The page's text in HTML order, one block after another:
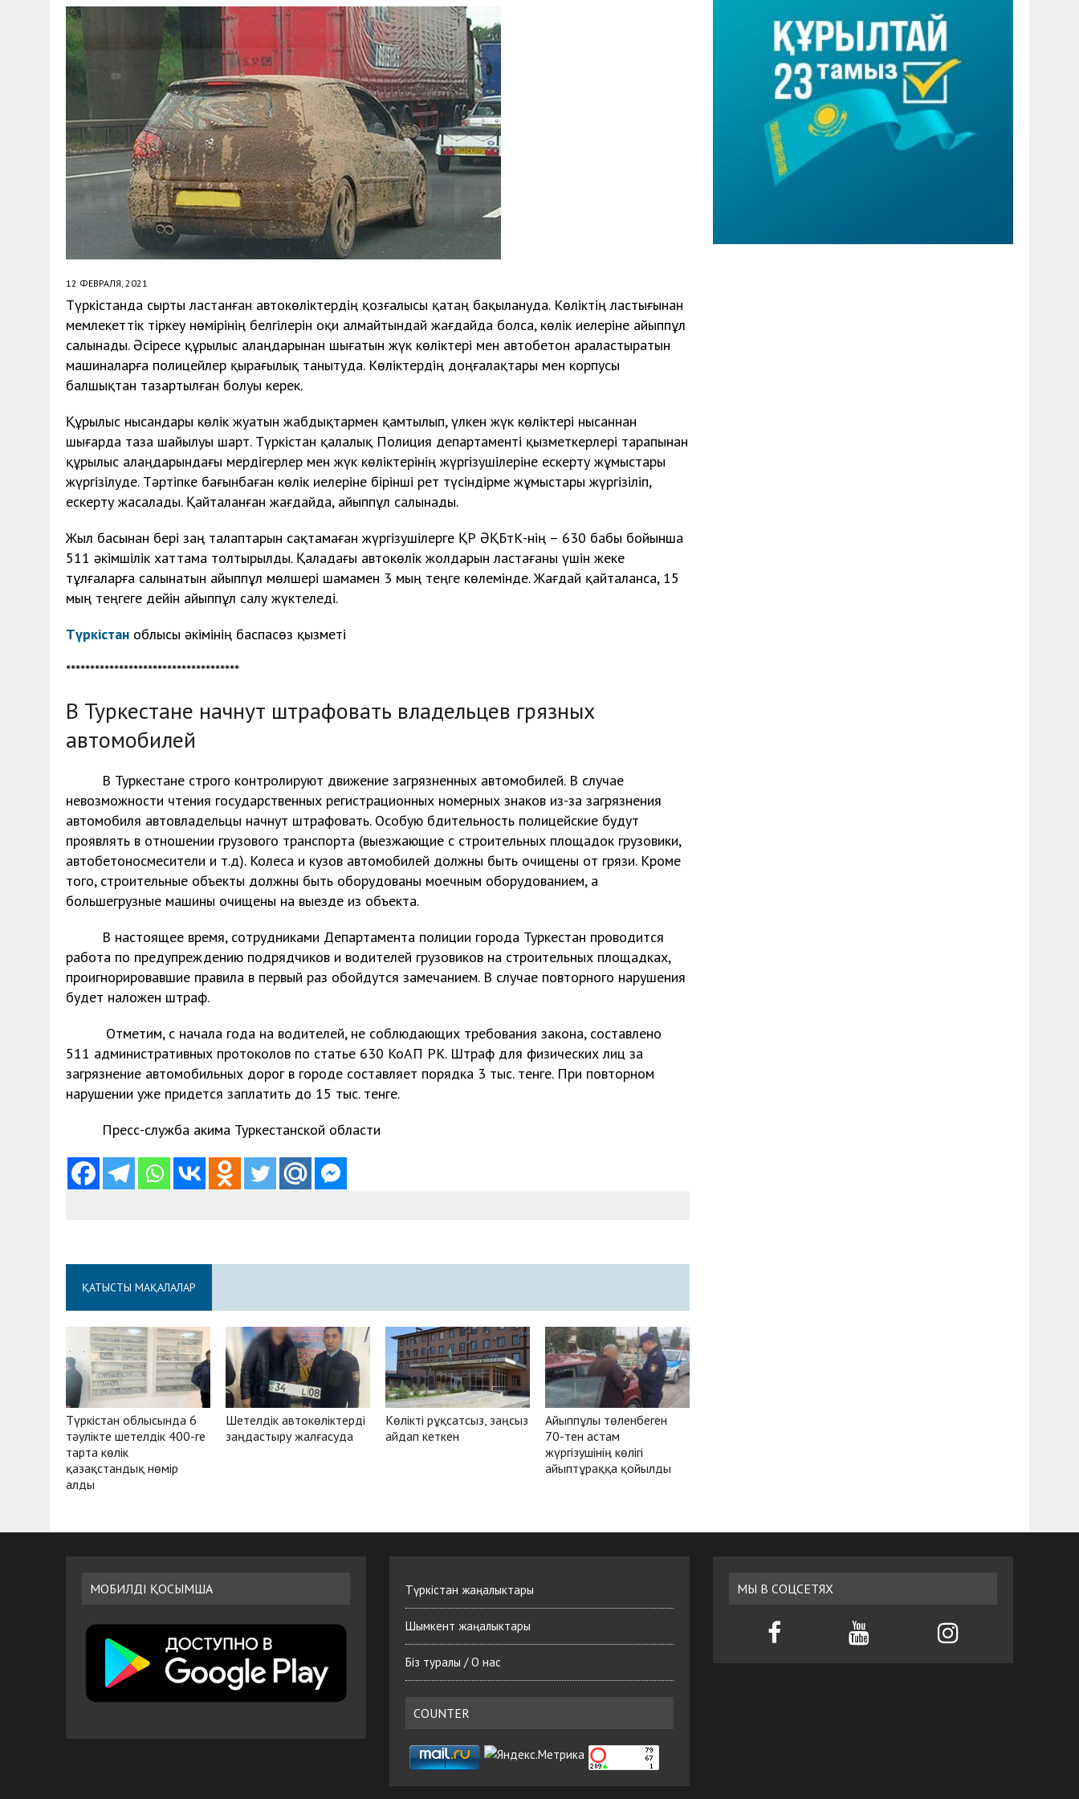
ТҮСІНДІРУ ЖҰМЫСТАРЫ ЖҮРГІЗІЛДІ
12 ФЕВРАЛЯ, 2021
Түркістанда сырты ластанған автокөліктердің қозғалысы қатаң бақылануда. Көліктің ластығынан
мемлекеттік тіркеу нөмірінің белгілерін оқи алмайтындай жағдайда болса, көлік иелеріне айыппұл
салынады. Әсіресе құрылыс алаңдарынан шығатын жүк көліктері мен автобетон араластыратын
машиналарға полицейлер қырағылық танытуда. Көліктердің доңғалақтары мен корпусы
балшықтан тазартылған болуы керек.
Құрылыс нысандары көлік жуатын жабдықтармен қамтылып, үлкен жүк көліктері нысаннан
шығарда таза шайылуы шарт. Түркістан қалалық Полиция департаменті қызметкерлері тарапынан
құрылыс алаңдарындағы мердігерлер мен жүк көліктерінің жүргізушілеріне ескерту жұмыстары
жүргізілуде. Тәртіпке бағынбаған көлік иелеріне бірінші рет түсіндірме жұмыстары жүргізіліп,
ескерту жасалады. Қайталанған жағдайда, айыппұл салынады.
Жыл басынан бері заң талаптарын сақтамаған жүргізушілерге ҚР ӘҚБтК-нің – 630 бабы бойынша
511 әкімшілік хаттама толтырылды. Қаладағы автокөлік жолдарын ластағаны үшін жеке
тұлғаларға салынатын айыппұл мөлшері шамамен 3 мың теңге көлемінде. Жағдай қайталанса, 15
мың теңгеге дейін айыппұл салу жүктеледі.
Түркістан облысы әкімінің баспасөз қызметі
************************************
В Туркестане начнут штрафовать владельцев грязных
автомобилей
В Туркестане строго контролируют движение загрязненных автомобилей. В случае
невозможности чтения государственных регистрационных номерных знаков из-за загрязнения
автомобиля автовладельцы начнут штрафовать. Особую бдительность полицейские будут
проявлять в отношении грузового транспорта (выезжающие с строительных площадок грузовики,
автобетоносмесители и т.д). Колеса и кузов автомобилей должны быть очищены от грязи. Кроме
того, строительные объекты должны быть оборудованы моечным оборудованием, а
большегрузные машины очищены на выезде из объекта.
В настоящее время, сотрудниками Департамента полиции города Туркестан проводится
работа по предупреждению подрядчиков и водителей грузовиков на строительных площадках,
проигнорировавшие правила в первый раз обойдутся замечанием. В случае повторного нарушения
будет наложен штраф.
Отметим, с начала года на водителей, не соблюдающих требования закона, составлено
511 административных протоколов по статье 630 КоАП РК. Штраф для физических лиц за
загрязнение автомобильных дорог в городе составляет порядка 3 тыс. тенге. При повторном
нарушении уже придется заплатить до 15 тыс. тенге.
Пресс-служба акима Туркестанской области
ҚАТЫСТЫ МАҚАЛАЛАР
Түркістан облысында 6
тәулікте шетелдік 400-ге
тарта көлік
қазақстандық нөмір
алды
Шетелдік автокөліктерді
заңдастыру жалғасуда
Көлікті рұқсатсыз, заңсыз
айдап кеткен
Айыппұлы төленбеген
70-тен астам
жүргізушінің көлігі
айыптұраққа қойылды
МОБИЛДІ ҚОСЫМША Түркістан жаңалыктары
Шымкент жаңалыктары
Біз туралы / О нас
COUNTER
МЫ В СОЦСЕТЯХ